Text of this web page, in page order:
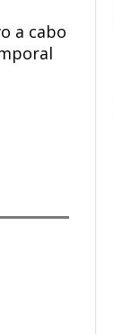
a cabo